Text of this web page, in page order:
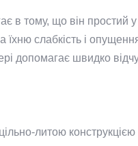
в тому, що він простий
їхню слабкість і
допомагає швидко
литою